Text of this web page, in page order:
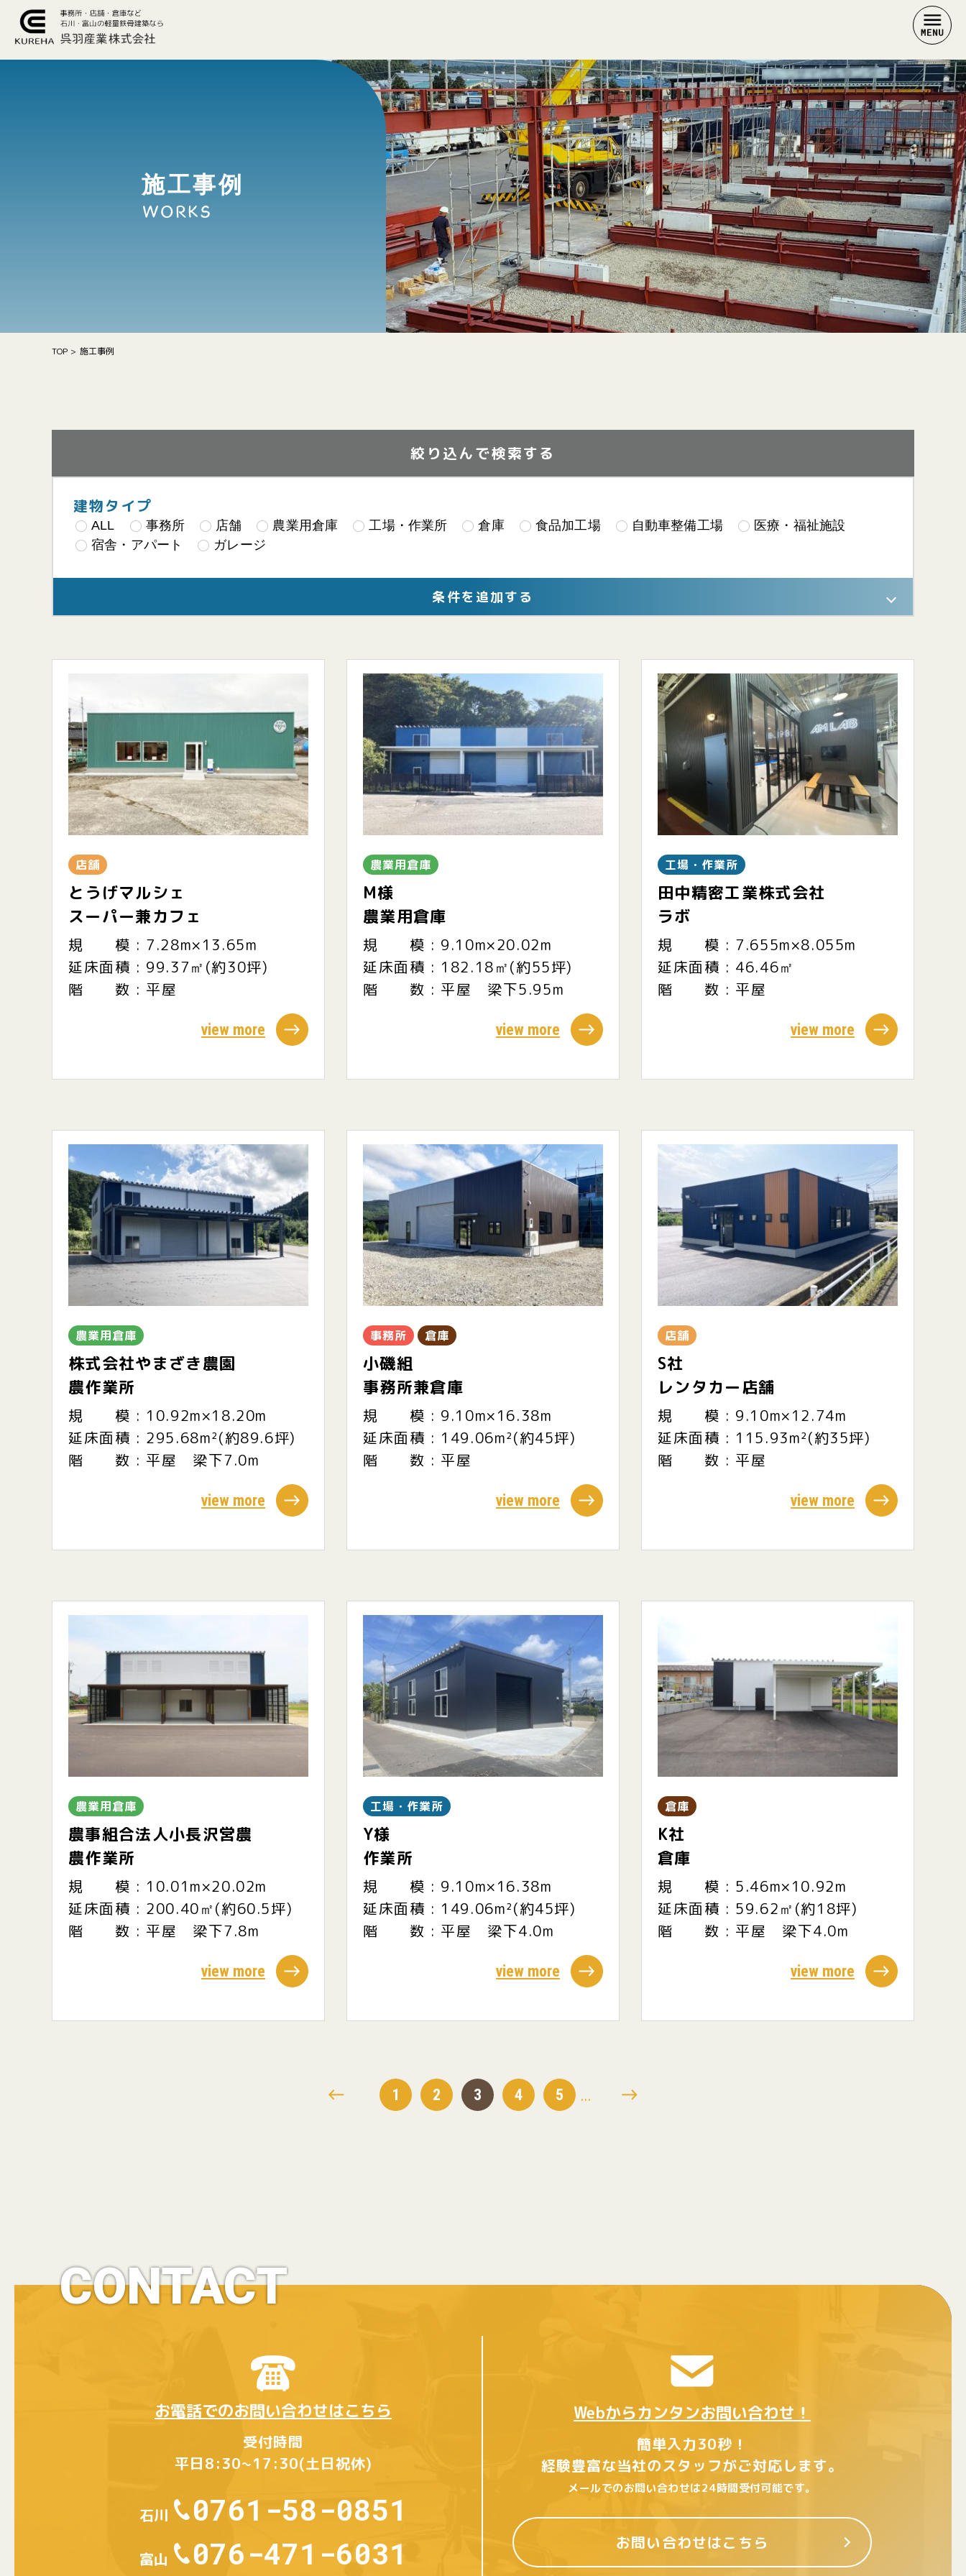
施工事例
WORKS
TOP > 施工事例
絞り込んで検索する
建物タイプ
ALL 事務所 店舗 農業用倉庫 工場・作業所 倉庫 食品加工場 自動車整備工場
医療・福祉施設
宿舎・アパート
ガレージ
条件を追加する
店舗
とうげマルシェ
スーパー兼カフェ
規 模 : 7.28m×13.65m
延床面積 : 99.37㎡(約30坪)
階 数 : 平屋
view more
農業用倉庫
M様
農業用倉庫
規 模 : 9.10m×20.02m
延床面積 : 182.18㎡(約55坪)
階 数 : 平屋 梁下5.95m
view more
工場・作業所
田中精密工業株式会社
ラボ
規 模 : 7.655m×8.055m
延床面積 : 46.46㎡
階 数 : 平屋
view more
農業用倉庫
株式会社やまざき農園
農作業所
規 模 : 10.92m×18.20m
延床面積 : 295.68m²(約89.6坪)
階 数 : 平屋 梁下7.0m
view more
事務所 倉庫
小磯組
事務所兼倉庫
規 模 : 9.10m×16.38m
延床面積 : 149.06m²(約45坪)
階 数 : 平屋
view more
店舗
S社
レンタカー店舗
規 模 : 9.10m×12.74m
延床面積 : 115.93m²(約35坪)
階 数 : 平屋
view more
農業用倉庫
農事組合法人小長沢営農
農作業所
規 模 : 10.01m×20.02m
延床面積 : 200.40㎡(約60.5坪)
階 数 : 平屋 梁下7.8m
view more
工場・作業所
Y様
作業所
規 模 : 9.10m×16.38m
延床面積 : 149.06m²(約45坪)
階 数 : 平屋 梁下4.0m
view more
倉庫
K社
倉庫
規 模 : 5.46m×10.92m
延床面積 : 59.62㎡(約18坪)
階 数 : 平屋 梁下4.0m
view more
1 2 3 4 5 ...
CONTACT
お電話でのお問い合わせはこちら
受付時間
平日8:30~17:30(土日祝休)
石川 0761-58-0851
富山 076-471-6031
Webからカンタンお問い合わせ！
簡単入力30秒！
経験豊富な当社のスタッフがご対応します。
メールでのお問い合わせは24時間受付可能です。
お問い合わせはこちら